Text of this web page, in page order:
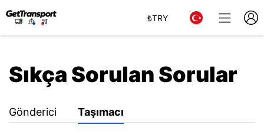
₺TRY
Sıkça Sorulan Sorular
Gönderici Taşımacı